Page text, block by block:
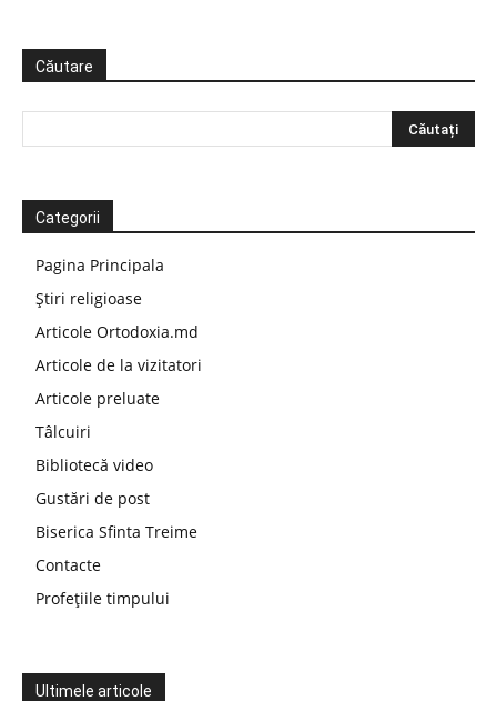
Căutare
Categorii
Pagina Principala
Știri religioase
Articole Ortodoxia.md
Articole de la vizitatori
Articole preluate
Tâlcuiri
Bibliotecă video
Gustări de post
Biserica Sfinta Treime
Contacte
Profețiile timpului
Ultimele articole